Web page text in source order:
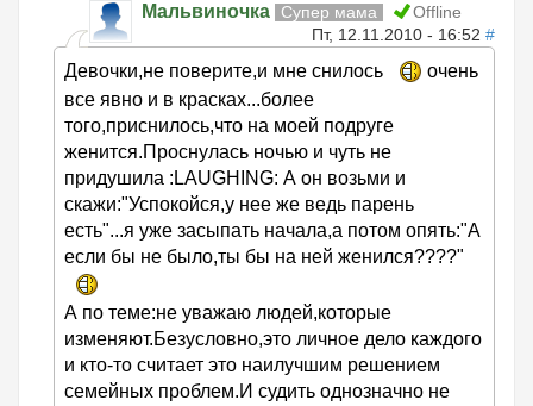
Мальвиночка Супер мама
Offline
Пт, 12.11.2010 - 16:52 #
Девочки,не поверите,и мне снилось
очень
все явно и в красках...более
того,приснилось,что на моей подруге
женится.Проснулась ночью и чуть не
придушила :LAUGHING: А он возьми и
скажи:"Успокойся,у нее же ведь парень
есть"...я уже засыпать начала,а потом опять:"А
если бы не было,ты бы на ней женился????"
А по теме:не уважаю людей,которые
изменяют.Безусловно,это личное дело каждого
и кто-то считает это наилучшим решением
семейных проблем.И судить однозначно не